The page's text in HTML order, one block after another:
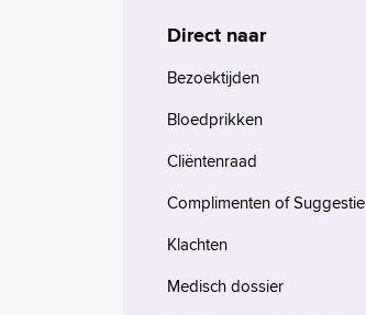
Direct naar
Bezoektijden
Bloedprikken
Cliëntenraad
Complimenten of Suggestie
Klachten
Medisch dossier